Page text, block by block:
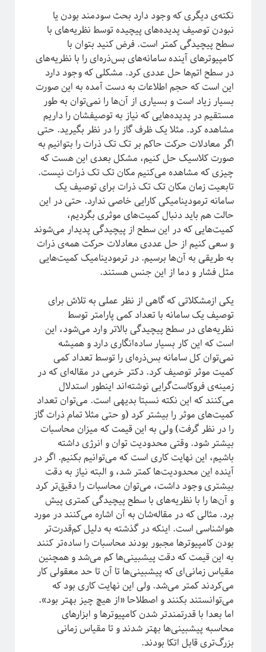
آموزش ریاضی
آموزشی
اخبار
اختر فیزیک
اسرار کوانتومی
اهداف سیتپور
برنامه‌نویسی و کار با داده
تاریخ علم
تصاویر
جامعه علمی
خرافات
درباره دانشمندان
دوره دکتری
رادیوفیزیک
روایتگری در علم
ریاضی
سایر
سخن اندیشمندان
سیستم‌های پیچیده
سینما
شبه علم
شبکه‌های پیچیده
علوم اعصاب
فلسفه علم
فوتونیک
فیزیک
فیزیک اتمی-مولکولی
فیزیک بنیادی
فیزیک زیستی
فیزیک هسته‌ای
فیزیکدانان ایرانی
ماده چگال
معرفی کتاب
مکانیک آماری
نجوم
هوش مصنوعی
چندرسانه
کرونا
کوانتوم
کیهان شناسی
نکته‌ی دیگری که وجود دارد بحث سودمند بودن یا
نبودن توصیف پدیده‌های پیچیده توسط نظریه‌های با
سطح پیچیدگی کمتر است. فرض کنید بتوان با
کامپیوترهای آینده سامانه‌های بس‌ذره‌ای را با نظریه‌های
در سطح اتم‌ها حل عددی کرد. مشکلی که وجود دارد
این است که حجم اطلاعات به دست آمده به این صورت
بسیار زیاد است و بسیاری از آن‌ها را نمی‌توان به طور
مستقیم در پدیده‌هایی که نیاز به توصیفشان را داریم
مشاهده کرد. مثلا یک ظرف گاز را در نظر بگیرید. حتی
اگر معادلات حرکت حاکم بر تک تک ذرات را بتوانیم به
صورت کلاسیک حل کنیم، مشکل بعدی این هست که
چیزی که مشاهده می‌کنیم مکان تک تک ذرات نیست.
تابعیت زمان مکان تک تک ذرات برای توصیف یک
سامانه ترمودینامیکی کارایی خاصی ندارد. حتی در این
حالت هم باید دنبال کمیت‌های موثری بگردیم،
کمیت‌هایی که در این سطح از پیچیدگی پدیدار می‌شوند
و سعی کنیم از حل عددی معادلات حرکت همه‌ی ذرات
به طریقی به آن‌ها برسیم. در ترمودینامیک کمیت‌هایی
مثل فشار و دما از این جنس هستند.
یکی ازمشکلاتی که گاهی از نظر عملی به تلاش برای
توصیف یک سامانه با تعداد کمی پارامتر توسط
نظریه‌های در سطح پیچیدگی بالاتر وارد می‌شود، این
است که این کار بسیار ساده‌انگاری دارد و همیشه
نمی‌توان کل سامانه بس‌ذره‌ای را توسط تعداد کمی
کمیت موثر توصیف کرد. دکتر خرمی در مقاله‌ای که در
زمینه‌ی فروکاست‌گرایی نوشته‌اند اینطور استدلال
می‌کنند که این نکته نسبتا بدیهی‌ است. می‌توان تعداد
کمیت‌های موثر را بیشتر کرد (و حتی مثلا تمام ذرات گاز
را در نظر گرفت) ولی به این قیمت که میزان محاسبات
بیشتر شود. وقتی محدودیت توان و انرژی داشته
باشیم، این نهایت کاری است که می‌توانیم بکنیم. اگر در
آینده این محدودیت‌ها کمتر شد، و البته نیاز به دقت
بیشتری وجود داشت، می‌توان محاسبات را دقیق‌تر کرد
و آن‌ها را با نظریه‌های با سطح پیچیدگی کمتری پیش
برد. مثالی که در مقاله‌شان به آن اشاره می‌کنند در مورد
هواشناسی است. اینکه در گذشته به دلیل کم‌قدرت‌تر
بودن کامپیوترها مجبور بودند محاسبات را ساده‌تر کنند
به این قیمت که دقت پیشبینی‌ها کم می‌شد و همچنین
مقیاس زمانی‌ای که پیشبینی‌ها تا آن تا حد معقولی کار
می‌کردند کمتر می‌شد. ولی این نهایت کاری بود که
می‌توانستند بکنند و اصطلاحا «از هیچ چیز بهتر بود».
اما بعدا با قدرتمندتر شدن کامپیوترها و ابزارهای
محاسبه پیشبینی‌ها بهتر شدند و تا مقیاس زمانی
بزرگ‌تری قابل اتکا بودند.